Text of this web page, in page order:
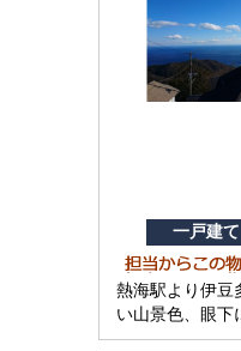
一戸建て
熱海駅より伊豆
い山景色、眼下